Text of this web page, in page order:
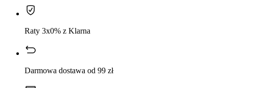
Raty 3x0% z Klarna
Darmowa dostawa od 99 zł